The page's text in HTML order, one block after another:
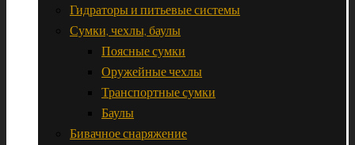
Гидраторы и питьевые системы
Сумки, чехлы, баулы
Поясные сумки
Оружейные чехлы
Транспортные сумки
Баулы
Бивачное снаряжение